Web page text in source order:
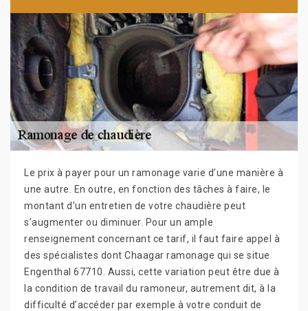
Le prix à payer pour un ramonage varie d’une manière à
une autre. En outre, en fonction des tâches à faire, le
montant d’un entretien de votre chaudière peut
s’augmenter ou diminuer. Pour un ample
renseignement concernant ce tarif, il faut faire appel à
des spécialistes dont Chaagar ramonage qui se situe
Engenthal 67710. Aussi, cette variation peut être due à
la condition de travail du ramoneur, autrement dit, à la
difficulté d’accéder par exemple à votre conduit de